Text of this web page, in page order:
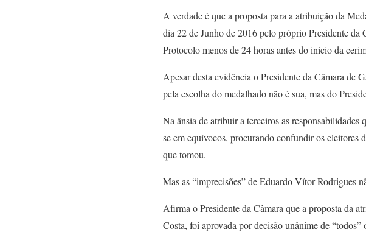
A verdade é que a proposta para a atribuição da
dia 22 de Junho de 2016 pelo próprio Presidente
Protocolo menos de 24 horas antes do início da
Apesar desta evidência o Presidente da Câmara de
pela escolha do medalhado não é sua, mas do
Na ânsia de atribuir a terceiros as
se em equívocos, procurando confundir os eleitores
que tomou.
Mas as “imprecisões” de Eduardo Vítor Rodrigues
Afirma o Presidente da Câmara que a proposta da
Costa, foi aprovada por decisão unânime de